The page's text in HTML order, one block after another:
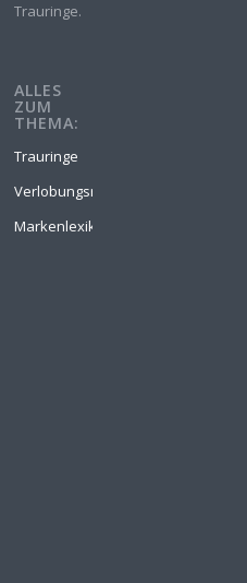
Trauringe.
ALLES
ZUM
THEMA:
Trauringe
Verlobungsringe
Markenlexikon